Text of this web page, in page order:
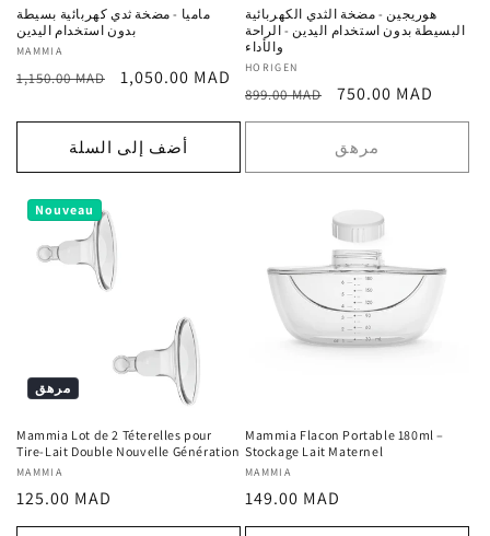
ماميا - مضخة ثدي كهربائية بسيطة
بدون استخدام اليدين
المورد
:
MAMMIA
السعر
1,150.00 MAD
سعر
1,050.00 MAD
أضف إلى السلة
هوريجين - مضخة الثدي الكهربائية
البسيطة بدون استخدام اليدين - الراحة
والأداء
المورد
:
HORIGEN
السعر
العادي
899.00 MAD
سعر
ترويجي
750.00 MAD
مرهق
Nouveau
مرهق
Mammia Lot de 2 Téterelles pour
Tire-Lait Double Nouvelle Génération
المورد
:
MAMMIA
السعر
العادي
125.00 MAD
Mammia Flacon Portable 180ml –
Stockage Lait Maternel
المورد
:
MAMMIA
السعر
العادي
149.00 MAD